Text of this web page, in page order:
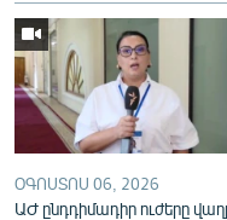
Հայերեն
English
Русский
ՀԵՏԵՎԵՔ ՄԵԶ
ՕԳՈՍՏՈՍ 06, 2026
ԱԺ ընդդիմադիր ուժերը